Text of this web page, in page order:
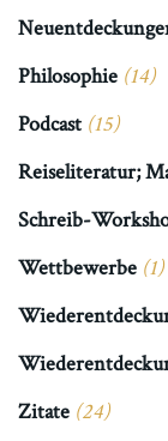
Philosophie (14)
Podcast (15)
Reiseliteratur;
Schreib-
Wettbewerbe (1)
Zitate (24)